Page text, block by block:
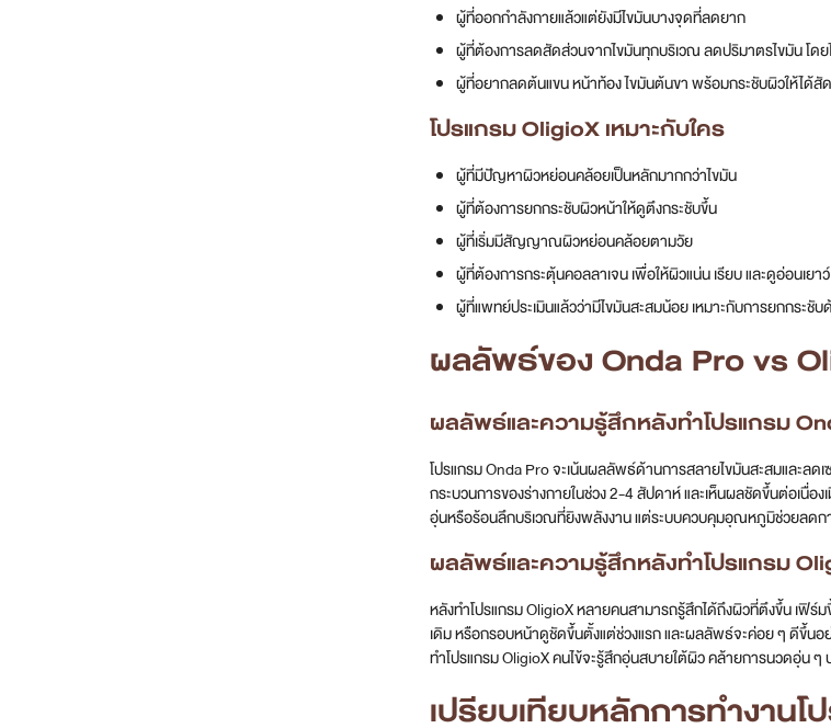
ผู้ที่ออกกำลังกายแล้วแต่ยังมีไขมันบางจุดที่ลดยาก
ผู้ที่ต้องการลดสัดส่วนจากไขมันทุกบริเวณ ลดปริมาตรไขมัน โด
ผู้ที่อยากลดต้นแขน หน้าท้อง ไขมันต้นขา พร้อมกระชับผิวให้ได้
โปรแกรม OligioX เหมาะกับใคร
ผู้ที่มีปัญหาผิวหย่อนคล้อยเป็นหลักมากกว่าไขมัน
ผู้ที่ต้องการยกกระชับผิวหน้าให้ดูตึงกระชับขึ้น
ผู้ที่เริ่มมีสัญญาณผิวหย่อนคล้อยตามวัย
ผู้ที่ต้องการกระตุ้นคอลลาเจน เพื่อให้ผิวแน่น เรียบ และดูอ่อนเยาว์
ผู้ที่แพทย์ประเมินแล้วว่ามีไขมันสะสมน้อย เหมาะกับการยกกระชั
ผลลัพธ์ของ Onda Pro vs
ผลลัพธ์และความรู้สึกหลังทำโปรแกรม
โปรแกรม Onda Pro จะเน้นผลลัพธ์ด้านการสลายไขมันสะสมและล
กระบวนการของร่างกายในช่วง 2-4 สัปดาห์ และเห็นผลชัดขึ้นต่อเนื่
อุ่นหรือร้อนลึกบริเวณที่ยิงพลังงาน แต่ระบบควบคุมอุณหภูมิช่วยลดก
ผลลัพธ์และความรู้สึกหลังทำโปรแกรม
หลังทำโปรแกรม OligioX หลายคนสามารถรู้สึกได้ถึงผิวที่ตึงขึ้น เฟิ
เดิม หรือกรอบหน้าดูชัดขึ้นตั้งแต่ช่วงแรก และผลลัพธ์จะค่อย ๆ ดีขึ้นอ
ทำโปรแกรม OligioX คนไข้จะรู้สึกอุ่นสบายใต้ผิว คล้ายการนวดอุ่น ๆ
เปรียบเทียบหลักการทำงาน